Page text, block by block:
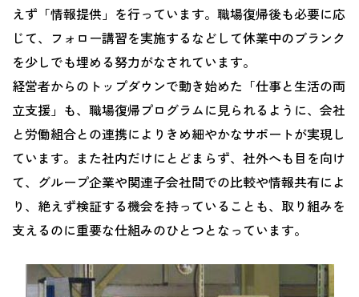
えず「情報提供」を行っています。職場復帰後も必要に応
じて、フォロー講習を実施するなどして休業中のブランク
を少しでも埋める努力がなされています。
経営者からのトップダウンで動き始めた「仕事と生活の両
立支援」も、職場復帰プログラムに見られるように、会社
と労働組合との連携によりきめ細やかなサポートが実現し
ています。また社内だけにとどまらず、社外へも目を向け
て、グループ企業や関連子会社間での比較や情報共有によ
り、絶えず検証する機会を持っていることも、取り組みを
支えるのに重要な仕組みのひとつとなっています。